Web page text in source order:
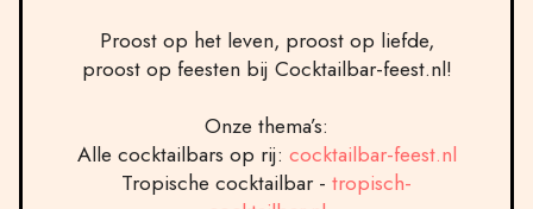
Proost op het leven, proost op liefde,
proost op feesten bij Cocktailbar-feest.nl!
Onze thema’s:
Alle cocktailbars op rij: cocktailbar-feest.nl
Tropische cocktailbar - tropisch-